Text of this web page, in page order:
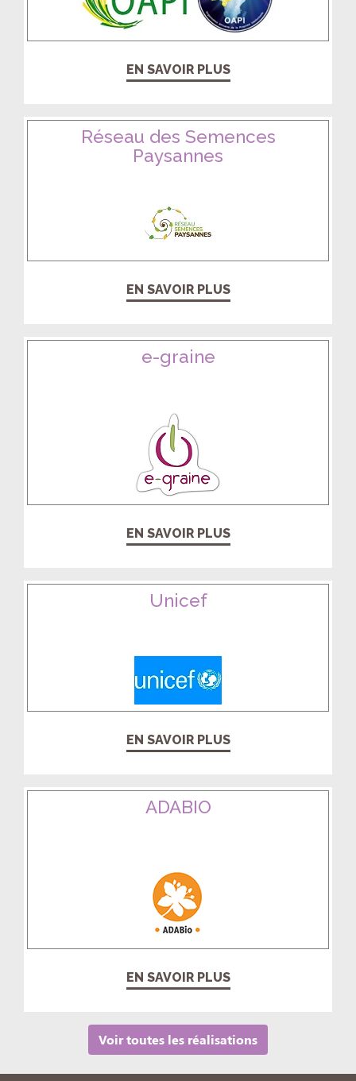
EN SAVOIR PLUS
Réseau des Semences
Paysannes
EN SAVOIR PLUS
e-graine
EN SAVOIR PLUS
Unicef
EN SAVOIR PLUS
ADABIO
EN SAVOIR PLUS
Voir toutes les réalisations